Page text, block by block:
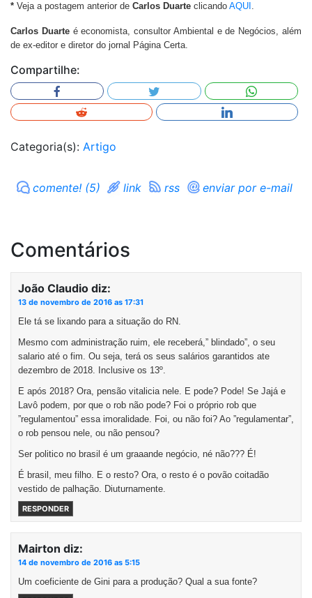
* Veja a postagem anterior de Carlos Duarte clicando AQUI .
Carlos Duarteé economista, consultor Ambiental e de Negócios, além
de ex-editor e diretor do jornal Página Certa.
Compartilhe:
Categoria(s): Artigo
comente! (5) link rss enviar por e-mail
Comentários
João Claudio diz:
13 de novembro de 2016 as 17:31
Ele tá se lixando para a situação do RN.
Mesmo com administração ruim, ele receberá,” blindado”, o seu
salario até o fim. Ou seja, terá os seus salários garantidos ate
dezembro de 2018. Inclusive os 13º.
E após 2018? Ora, pensão vitalicia nele. E pode? Pode! Se Jajá e
Lavô podem, por que o rob não pode? Foi o próprio rob que
”regulamentou” essa imoralidade. Foi, ou não foi? Ao ”regulamentar”,
o rob pensou nele, ou não pensou?
Ser politico no brasil é um graaande negócio, né não??? É!
É brasil, meu filho. E o resto? Ora, o resto é o povão coitadão
vestido de palhação. Diuturnamente.
RESPONDER
Mairton diz:
14 de novembro de 2016 as 5:15
Um coeficiente de Gini para a produção? Qual a sua fonte?